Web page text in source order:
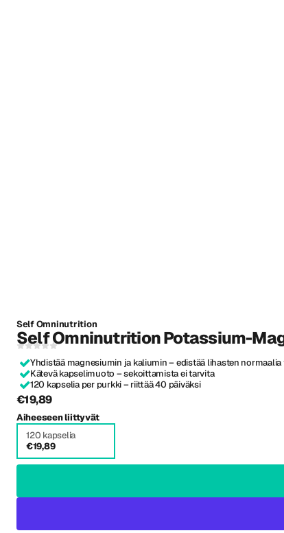
Self Omninutrition
Self Omninutrition Potassium-
Yhdistää magnesiumin ja kaliumin – edistää lihasten
Kätevä kapselimuoto – sekoittamista ei tarvita
120 kapselia per purkki – riittää 40 päiväksi
€19,89
Aiheeseen liittyvät
120 kapselia
€19,89